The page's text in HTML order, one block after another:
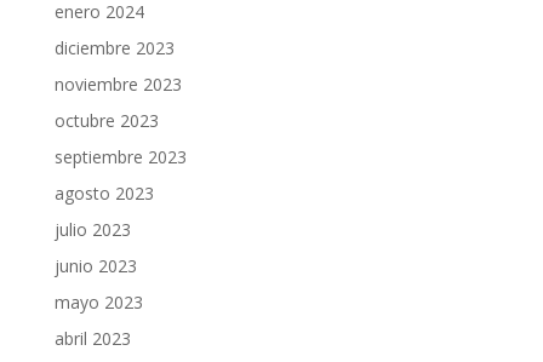
enero 2024
diciembre 2023
noviembre 2023
octubre 2023
septiembre 2023
agosto 2023
julio 2023
junio 2023
mayo 2023
abril 2023